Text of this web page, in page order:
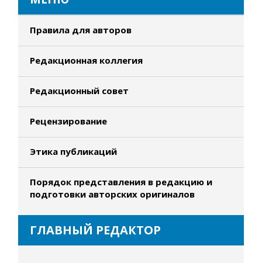
Правила для авторов
Редакционная коллегия
Редакционный совет
Рецензирование
Этика публикаций
Порядок представления в редакцию и
подготовки авторских оригиналов
ГЛАВНЫЙ РЕДАКТОР